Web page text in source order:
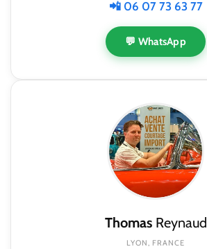
📲 06 07 73 63 77
💬 WhatsApp
ThomasReynaud
LYON, FRANCE